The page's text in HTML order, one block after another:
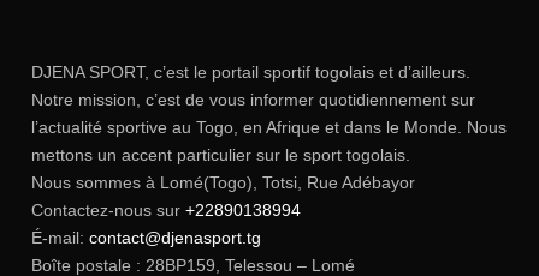
DJENA SPORT, c’est le portail sportif togolais et d’ailleurs.
Notre mission, c’est de vous informer quotidiennement sur
l’actualité sportive au Togo, en Afrique et dans le Monde. Nous
mettons un accent particulier sur le sport togolais.
Nous sommes à Lomé(Togo), Totsi, Rue Adébayor
Contactez-nous sur +22890138994
É-mail: contact@djenasport.tg
Boîte postale : 28BP159, Telessou – Lomé